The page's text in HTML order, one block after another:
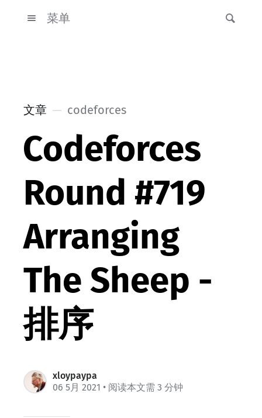
菜单
文章 codeforces
Codeforces
Round #719
Arranging
The Sheep -
排序
xloypaypa
06 5月 2021 • 阅读本文需 3 分钟